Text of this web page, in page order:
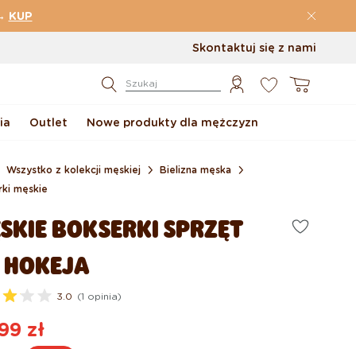
KUP
Skontaktuj się z nami
Szukaj Koszyk
Outlet Nowe produkty dla mężczyzn
Wszystko z kolekcji męskiej
Bielizna męska
męskie
BOKSERKI SPRZĘT
HOKEJA
3.0 (1 opinia)
zł